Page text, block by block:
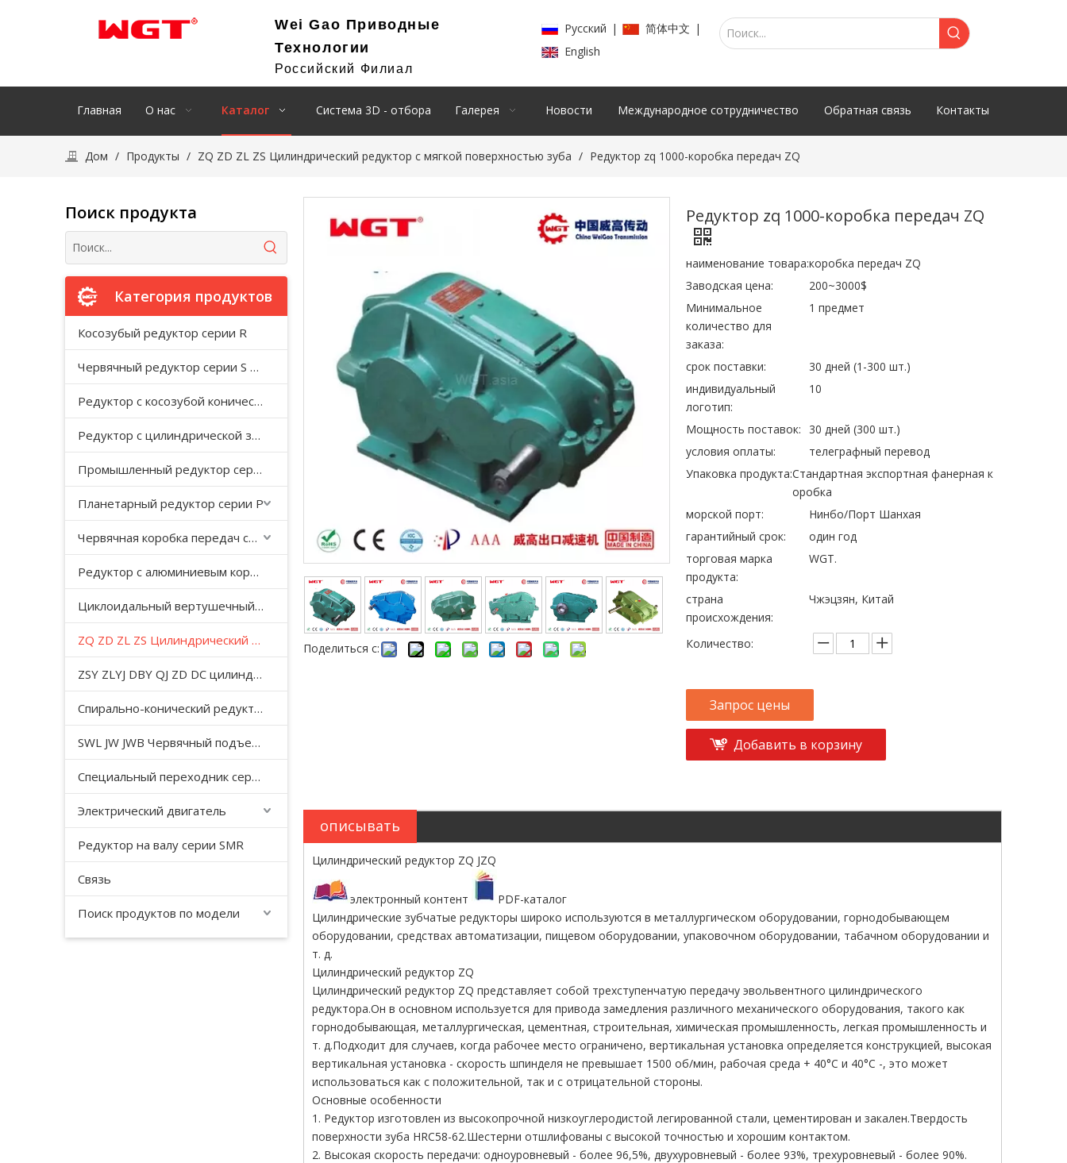
Wei Gao Приводные
Технологии
Российский Филиал
Pусский | 简体中文 |
English
Главная О нас Каталог Система 3D - отбора Галерея Новости Международное сотрудничество Обратная связь Контакты
Дом / Продукты / ZQ ZD ZL ZS Цилиндрический редуктор с мягкой поверхностью зуба / Редуктор zq 1000-коробка передач ZQ
Поиск продукта
Категория продуктов
Косозубый редуктор серии R
Червячный редуктор серии S с косозубой передачей
Редуктор с косозубой конической передачей серии K
Редуктор с цилиндрической зубчатой ​​передачей серии F с параллельным валом
Промышленный редуктор серии HB
Планетарный редуктор серии P
Червячная коробка передач серии WP
Редуктор с алюминиевым корпусом серии NMRV
Циклоидальный вертушечный редуктор B/X
ZQ ZD ZL ZS Цилиндрический редуктор с мягкой поверхностью зуба
ZSY ZLYJ DBY QJ ZD DC цилиндрический зубчатый редуктор средней твердости с поверхностью зуба
Спирально-конический редуктор серии T
SWL JW JWB Червячный подъемный домкрат серии JWM
Специальный переходник серии YHJ для безгравитационного смесителя
Электрический двигатель
Редуктор на валу серии SMR
Связь
Поиск продуктов по модели
Поделиться с:
Редуктор zq 1000-коробка передач ZQ
наименование товара:коробка передач ZQ
Заводская цена:
200~3000$
Минимальное
количество для
заказа:
1 предмет
срок поставки:
30 дней (1-300 шт.)
индивидуальный
логотип:
10
Мощность поставок:
30 дней (300 шт.)
условия оплаты:
телеграфный перевод
Упаковка продукта:Стандартная экспортная фанерная к
оробка
морской порт:
Нинбо/Порт Шанхая
гарантийный срок:
один год
торговая марка
продукта:
WGT.
страна
происхождения:
Чжэцзян, Китай
Количество:
Запрос цены
Добавить в корзину
описывать
Цилиндрический редуктор ZQ JZQ
электронный контент
PDF-каталог
Цилиндрические зубчатые редукторы широко используются в металлургическом оборудовании, горнодобывающем
оборудовании, средствах автоматизации, пищевом оборудовании, упаковочном оборудовании, табачном оборудовании и
т. д.
Цилиндрический редуктор ZQ
Цилиндрический редуктор ZQ представляет собой трехступенчатую передачу эвольвентного цилиндрического
редуктора.Он в основном используется для привода замедления различного механического оборудования, такого как
горнодобывающая, металлургическая, цементная, строительная, химическая промышленность, легкая промышленность и
т. д.Подходит для случаев, когда рабочее место ограничено, вертикальная установка определяется конструкцией, высокая
вертикальная установка - скорость шпинделя не превышает 1500 об/мин, рабочая среда + 40°C и 40°C -, это может
использоваться как с положительной, так и с отрицательной стороны.
Основные особенности
1. Редуктор изготовлен из высокопрочной низкоуглеродистой легированной стали, цементирован и закален.Твердость
поверхности зуба HRC58-62.Шестерни отшлифованы с высокой точностью и хорошим контактом.
2. Высокая скорость передачи: одноуровневый - более 96,5%, двухуровневый - более 93%, трехуровневый - более 90%.